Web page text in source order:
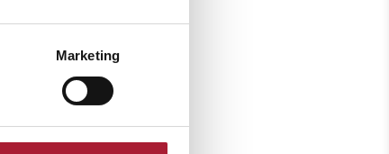
Marketing
Kontakt os på
kan du indgive klage til: